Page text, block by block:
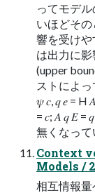
ってモデ
いほどそ
響を受けや
は出力に影
(upper
ストによっ
𝜓 𝑐, 𝑞 𝑒 = H
= 𝑐; 𝐴 𝑞 𝐸 =
無くなって
Context
Models /
相互情報